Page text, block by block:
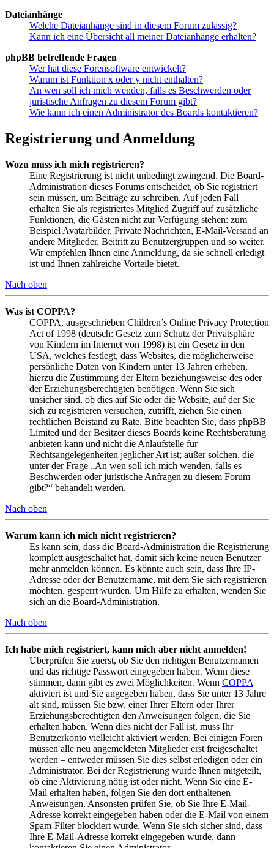
Dateianhänge
Welche Dateianhänge sind in diesem Forum zulässig?
Kann ich eine Übersicht all meiner Dateianhänge erhalten?
phpBB betreffende Fragen
Wer hat diese Forensoftware entwickelt?
Warum ist Funktion x oder y nicht enthalten?
An wen soll ich mich wenden, falls es Beschwerden oder
juristische Anfragen zu diesem Forum gibt?
Wie kann ich einen Administrator des Boards kontaktieren?
Registrierung und Anmeldung
Wozu muss ich mich registrieren?
Eine Registrierung ist nicht unbedingt zwingend. Die Board-
Administration dieses Forums entscheidet, ob Sie registriert
sein müssen, um Beiträge zu schreiben. Auf jeden Fall
erhalten Sie als registriertes Mitglied Zugriff auf zusätzliche
Funktionen, die Gästen nicht zur Verfügung stehen: zum
Beispiel Avatarbilder, Private Nachrichten, E-Mail-Versand an
andere Mitglieder, Beitritt zu Benutzergruppen und so weiter.
Wir empfehlen Ihnen eine Anmeldung, da sie schnell erledigt
ist und Ihnen zahlreiche Vorteile bietet.
Nach oben
Was ist COPPA?
COPPA, ausgeschrieben Children’s Online Privacy Protection
Act of 1998 (deutsch: Gesetz zum Schutz der Privatsphäre
von Kindern im Internet von 1998) ist ein Gesetz in den
USA, welches festlegt, dass Websites, die möglicherweise
persönliche Daten von Kindern unter 13 Jahren erheben,
hierzu die Zustimmung der Eltern beziehungsweise des oder
der Erziehungsberechtigten benötigen. Wenn Sie sich
unsicher sind, ob dies auf Sie oder die Website, auf der Sie
sich zu registrieren versuchen, zutrifft, ziehen Sie einen
rechtlichen Beistand zu Rate. Bitte beachten Sie, dass phpBB
Limited und der Besitzer dieses Boards keine Rechtsberatung
anbieten kann und nicht die Anlaufstelle für
Rechtsangelegenheiten jeglicher Art ist; außer solchen, die
unter der Frage „An wen soll ich mich wenden, falls es
Beschwerden oder juristische Anfragen zu diesem Forum
gibt?“ behandelt werden.
Nach oben
Warum kann ich mich nicht registrieren?
Es kann sein, dass die Board-Administration die Registrierung
komplett ausgeschaltet hat, damit sich keine neuen Benutzer
mehr anmelden können. Es könnte auch sein, dass Ihre IP-
Adresse oder der Benutzername, mit dem Sie sich registrieren
möchten, gesperrt wurden. Um Hilfe zu erhalten, wenden Sie
sich an die Board-Administration.
Nach oben
Ich habe mich registriert, kann mich aber nicht anmelden!
Überprüfen Sie zuerst, ob Sie den richtigen Benutzernamen
und das richtige Passwort eingegeben haben. Wenn diese
stimmen, dann gibt es zwei Möglichkeiten. Wenn COPPA
aktiviert ist und Sie angegeben haben, dass Sie unter 13 Jahre
alt sind, müssen Sie bzw. einer Ihrer Eltern oder Ihrer
Erziehungsberechtigten den Anweisungen folgen, die Sie
erhalten haben. Wenn dies nicht der Fall ist, muss Ihr
Benutzerkonto vielleicht aktiviert werden. Bei einigen Foren
müssen alle neu angemeldeten Mitglieder erst freigeschaltet
werden – entweder müssen Sie dies selbst erledigen oder ein
Administrator. Bei der Registrierung wurde Ihnen mitgeteilt,
ob eine Aktivierung nötig ist oder nicht. Wenn Sie eine E-
Mail erhalten haben, folgen Sie den dort enthaltenen
Anweisungen. Ansonsten prüfen Sie, ob Sie Ihre E-Mail-
Adresse korrekt eingegeben haben oder die E-Mail von einem
Spam-Filter blockiert wurde. Wenn Sie sich sicher sind, dass
Ihre E-Mail-Adresse korrekt eingegeben wurde, dann